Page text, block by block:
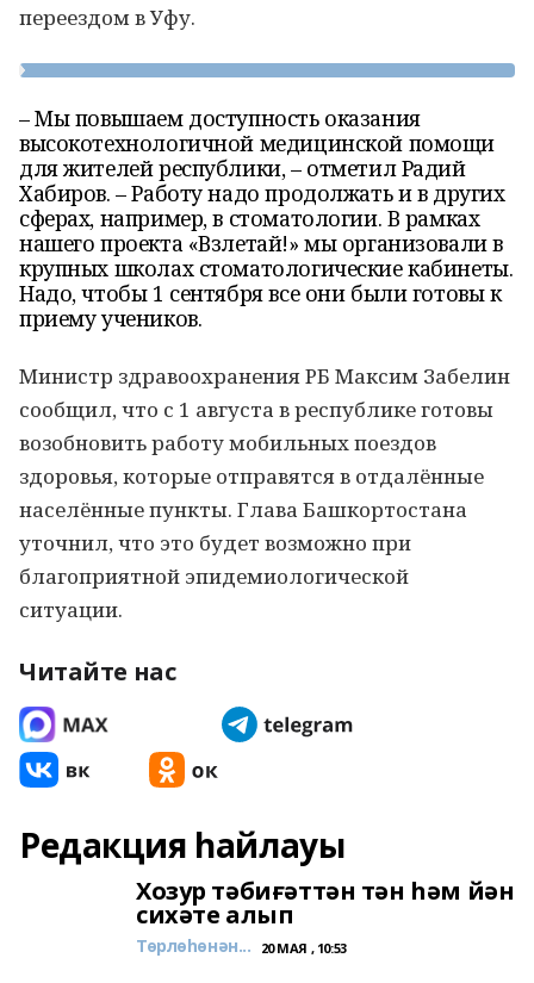
переездом в Уфу.
– Мы повышаем доступность оказания
высокотехнологичной медицинской помощи
для жителей республики, – отметил Радий
Хабиров. – Работу надо продолжать и в других
сферах, например, в стоматологии. В рамках
нашего проекта «Взлетай!» мы организовали в
крупных школах стоматологические кабинеты.
Надо, чтобы 1 сентября все они были готовы к
приему учеников.
Министр здравоохранения РБ Максим Забелин
сообщил, что с 1 августа в республике готовы
возобновить работу мобильных поездов
здоровья, которые отправятся в отдалённые
населённые пункты. Глава Башкортостана
уточнил, что это будет возможно при
благоприятной эпидемиологической
ситуации.
Читайте нас
Редакция һайлауы
Хозур тәбиғәттән тән һәм йән
сихәте алып
Төрлөһөнән... 20 МАЯ , 10:53